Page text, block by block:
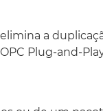
da Microsoft.
a
Plug-and-